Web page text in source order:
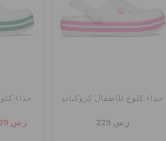
حذاء كلوغ للأطفال كروكباند
ر.س 229
حذاء
ر.س 129